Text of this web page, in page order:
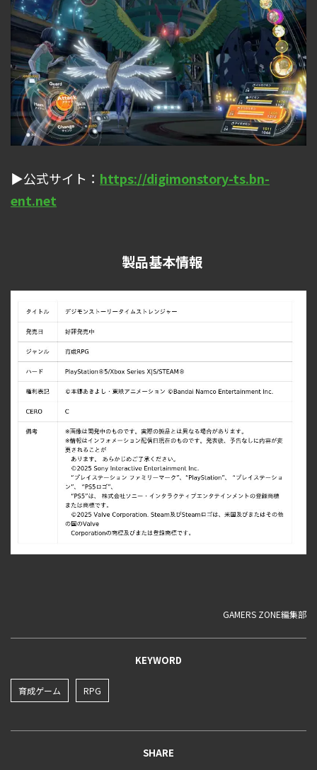
▶公式サイト： https://digimonstory-ts.bn-
ent.net
製品基本情報
GAMERS ZONE編集部
KEYWORD
育成ゲーム RPG
SHARE